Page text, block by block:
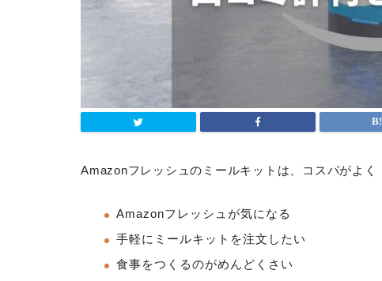
Amazonフレッシュのミールキットは、コスパがよく
Amazonフレッシュが気になる
手軽にミールキットを注文したい
食事をつくるのがめんどくさい